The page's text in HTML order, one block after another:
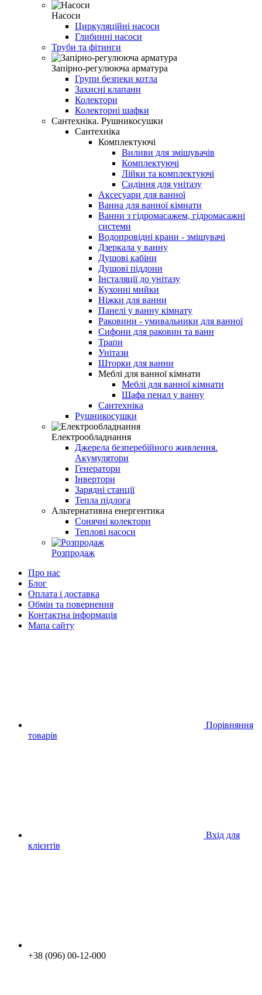
Насоси
Циркуляційні насоси
Глибинні насоси
Труби та фітинги
Запірно-регулююча арматура
Групи безпеки котла
Захисні клапани
Колектори
Колекторні шафки
Сантехніка. Рушникосушки
Сантехніка
Комплектуючі
Виливи для змішувачів
Комплектуючі
Лійки та комплектуючі
Сидіння для унітазу
Аксесуари для ванної
Ванна для ванної кімнати
Ванни з гідромасажем, гідромасажні
системи
Водопровідні крани - змішувачі
Дзеркала у ванну
Душові кабіни
Душові піддони
Інсталяції до унітазу
Кухонні мийки
Ніжки для ванни
Панелі у ванну кімнату
Раковини - умивальники для ванної
Сифони для раковин та ванн
Трапи
Унітази
Шторки для ванни
Меблі для ванної кімнати
Меблі для ванної кімнати
Шафа пенал у ванну
Сантехніка
Рушникосушки
Електрообладнання
Джерела безперебійного живлення.
Акумулятори
Генератори
Інвертори
Зарядні станції
Тепла підлога
Альтернативна енергентика
Сонячні колектори
Теплові насоси
Розпродаж
Про нас
Блог
Оплата і доставка
Обмін та повернення
Контактна інформація
Мапа сайту
Порівняння
товарів
Вхід для
клієнтів
+38 (096) 00-12-000